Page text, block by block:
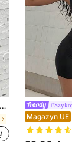
Magazyn UE